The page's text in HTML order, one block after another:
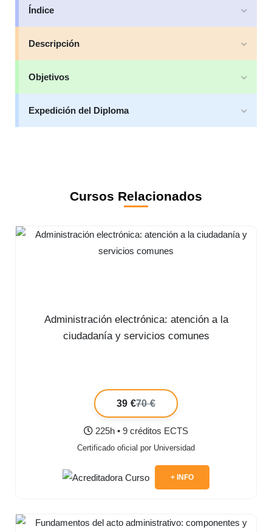
Índice
Descripción
Objetivos
Expedición del Diploma
Cursos Relacionados
Administración electrónica: atención a la
ciudadanía y servicios comunes
39 €70 €
225h • 9 créditos ECTS
Certificado oficial por Universidad
+ INFO